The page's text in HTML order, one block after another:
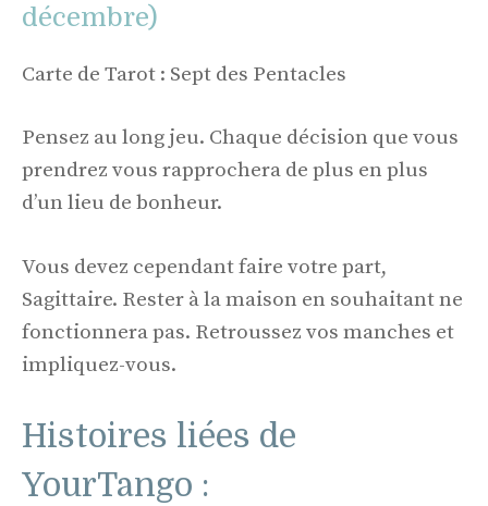
décembre)
Carte de Tarot : Sept des Pentacles
Pensez au long jeu. Chaque décision que vous
prendrez vous rapprochera de plus en plus
d’un lieu de bonheur.
Vous devez cependant faire votre part,
Sagittaire. Rester à la maison en souhaitant ne
fonctionnera pas. Retroussez vos manches et
impliquez-vous.
Histoires liées de
YourTango :